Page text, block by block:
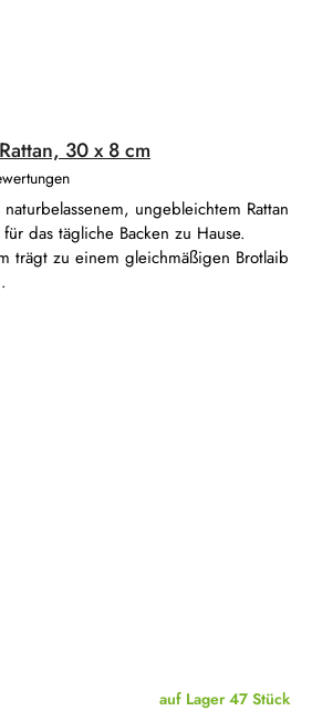
30 x 8 cm
auf Lager 47 Stück
ungebleichtem Rattan
das tägliche Backen zu Hause.
trägt zu einem gleichmäßigen Brotlaib